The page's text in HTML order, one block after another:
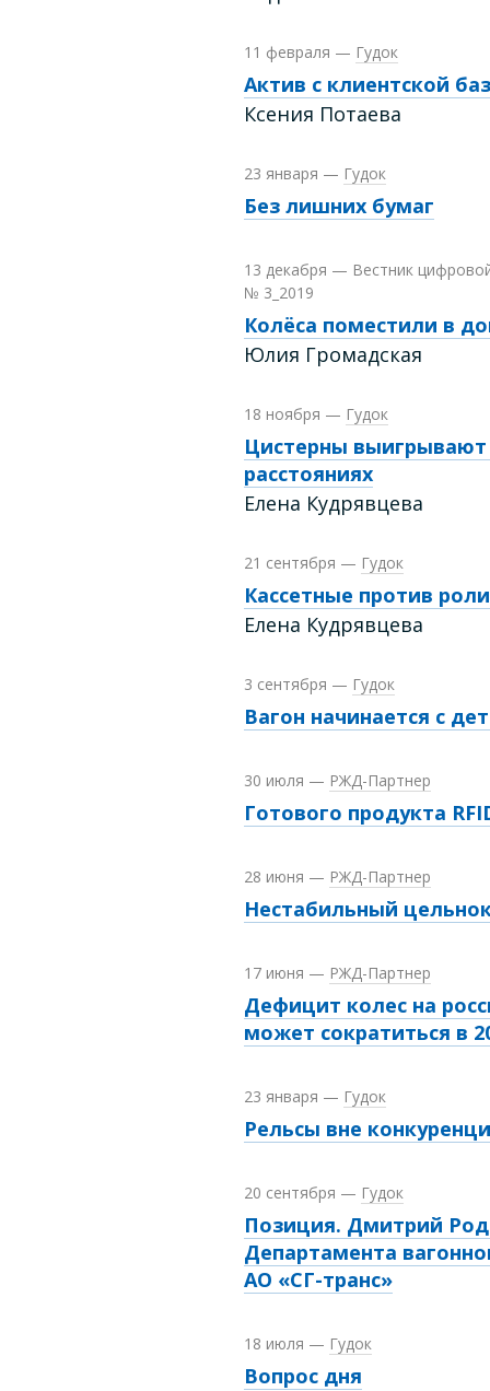
11 февраля — Гудок
Актив с клиентской
Ксения Потаева
23 января — Гудок
Без лишних бумаг
13 декабря — Вестник
№ 3_2019
Колёса поместили в
Юлия Громадская
18 ноября — Гудок
Цистерны выигрывают
расстояниях
Елена Кудрявцева
21 сентября — Гудок
Кассетные против
Елена Кудрявцева
3 сентября — Гудок
Вагон начинается с
30 июля — РЖД-Партнер
Готового продукта
28 июня — РЖД-Партнер
Нестабильный
17 июня — РЖД-Партнер
Дефицит колес на
может сократиться в
23 января — Гудок
Рельсы вне
20 сентября — Гудок
Позиция. Дмитрий
Департамента
АО «СГ-транс»
18 июля — Гудок
Вопрос дня